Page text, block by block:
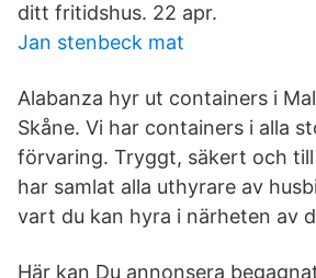
ditt fritidshus. 22 apr.
Jan stenbeck mat
Alabanza hyr ut containers i
Skåne. Vi har containers i alla
förvaring. Tryggt, säkert och
har samlat alla uthyrare av
vart du kan hyra i närheten av
Här kan Du annonsera